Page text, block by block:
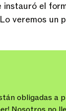
instauró el
veremos un
obligadas a